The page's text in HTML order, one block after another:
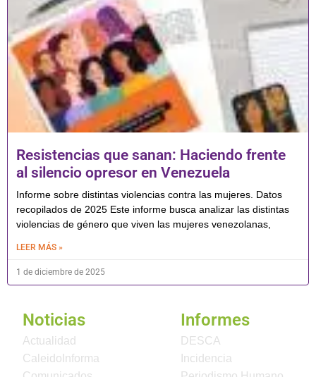
Resistencias que sanan: Haciendo frente
al silencio opresor en Venezuela
Informe sobre distintas violencias contra las mujeres. Datos
recopilados de 2025 Este informe busca analizar las distintas
violencias de género que viven las mujeres venezolanas,
LEER MÁS »
1 de diciembre de 2025
Noticias
Actualidad
CaleidoInforma
Informes
DESCA
Incidencia